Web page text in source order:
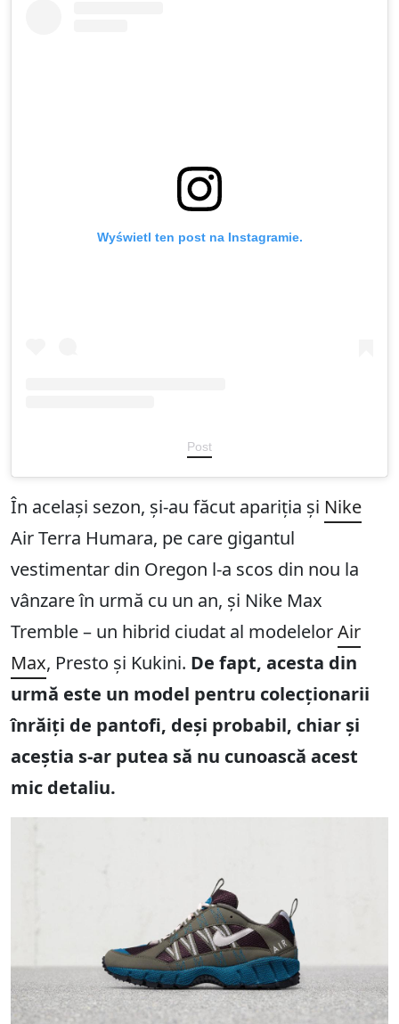
Wyświetl ten post na Instagramie.
Post
În același sezon, și-au făcut apariția și Nike
Air Terra Humara, pe care gigantul
vestimentar din Oregon l-a scos din nou la
vânzare în urmă cu un an, și Nike Max
Tremble – un hibrid ciudat al modelelorAir
Max, Presto și Kukini. De fapt, acesta din
urmă este un model pentru colecționarii
înrăiți de pantofi, deși probabil, chiar și
aceștia s-ar putea să nu cunoască acest
mic detaliu.